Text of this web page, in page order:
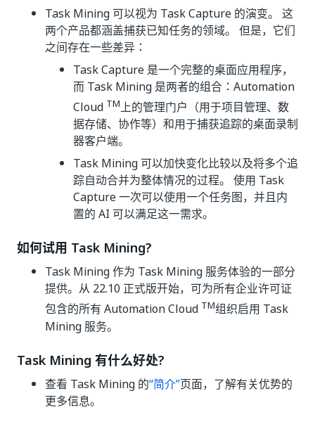
Task Mining 可以视为 Task Capture 的演变。 这
两个产品都涵盖捕获已知任务的领域。 但是，它们
之间存在一些差异：
Task Capture 是一个完整的桌面应用程序，
而 Task Mining 是两者的组合：Automation
Cloud TM上的管理门户（用于项目管理、数
据存储、协作等）和用于捕获追踪的桌面录制
器客户端。
Task Mining 可以加快变化比较以及将多个追
踪自动合并为整体情况的过程。 使用 Task
Capture 一次可以使用一个任务图，并且内
置的 AI 可以满足这一需求。
如何试用 Task Mining?
Task Mining 作为 Task Mining 服务体验的一部分
提供。从 22.10 正式版开始，可为所有企业许可证
包含的所有 Automation Cloud TM组织启用 Task
Mining 服务。
Task Mining 有什么好处?
查看 Task Mining 的“简介”页面，了解有关优势的
更多信息。